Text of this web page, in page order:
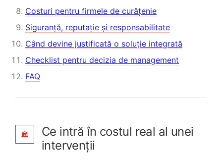
Costuri pentru firmele de curățenie
Siguranță, reputație și responsabilitate
Când devine justificată o soluție integrată
Checklist pentru decizia de management
FAQ
Ce intră în costul real al unei
intervenții